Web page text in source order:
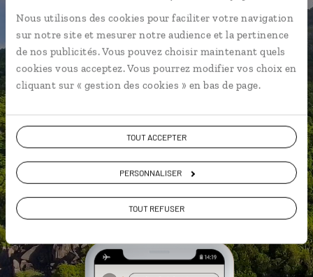
Nous utilisons des cookies pour faciliter votre navigation
sur notre site et mesurer notre audience et la pertinence
de nos publicités. Vous pouvez choisir maintenant quels
cookies vous acceptez. Vous pourrez modifier vos choix en
cliquant sur « gestion des cookies » en bas de page.
TOUT ACCEPTER
PERSONNALISER
TOUT REFUSER
L’itinéraire vers votre bungalow
en 1 clic
Notre sélection destreet food
Les plus belles plages géolocalisées
L'album souvenirs à composer
vous-même